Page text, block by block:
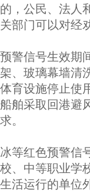
，公民、法
部门可以对经
警信号生效期
、玻璃幕墙清
育设施停止使
舶采取回港
。
等红色预警信
、中等职业
活运行的单